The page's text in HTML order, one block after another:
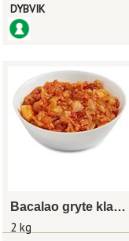
DYBVIK
Bacalao gryte klar til servering
2 kg